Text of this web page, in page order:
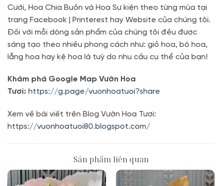
Cưới, Hoa Chia Buồn và Hoa Sự kiện theo từng mùa tại
trang Facebook | Printerest hay Website của chúng tôi.
Đối với mỗi dòng sản phẩm của chúng tôi đều được
sáng tạo theo nhiều phong cách như: giỏ hoa, bó hoa,
lẵng hoa hay kệ hoa là tuỳ do nhu cầu cụ thể của bạn!
Khám phá Google Map Vườn Hoa
Tươi: https://g.page/vuonhoatuoi?share
Xem về bài viết trên Blog Vườn Hoa Tươi:
https://vuonhoatuoi80.blogspot.com/
Sản phẩm liên quan